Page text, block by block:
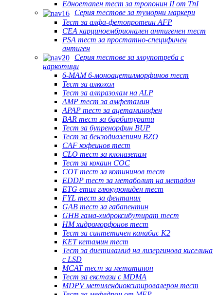
Едноетапен тест за тропонин II от TnI
Серия тестове за туморни маркери
Тест за алфа-фетопротеин AFP
CEA карциноембрионален антигенен тест
PSA тест за простатно-специфичен
антиген
Серия тестове за злоупотреба с
наркотици
6-MAM 6-моноацетилморфинов тест
Тест за алкохол
Тест за алпразолам на ALP
AMP тест за амфетамин
APAP тест за ацетаминофен
BAR тест за барбитурати
Тест за бупренорфин BUP
Тест за бензодиазепини BZO
CAF кофеинов тест
CLO тест за клоназепам
Тест за кокаин COC
COT тест за котининов тест
EDDP тест за метаболит на метадон
ETG етил глюкурониден тест
FYL тест за фентанил
GAB тест за габапентин
GHB гама-хидроксибутират тест
HM хидроморфонов тест
Тест за синтетичен канабис K2
KET кетамин тест
Тест за диетиламид на лизергинова киселина
с LSD
MCAT тест за метатинон
Тест за екстази с MDMA
MDPV метилендиоксипировалерон тест